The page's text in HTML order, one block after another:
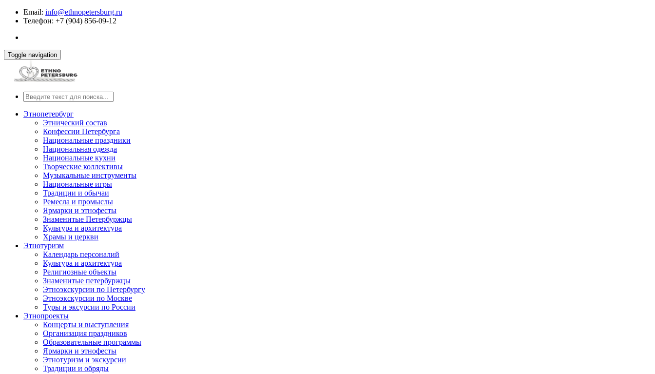
Email: info@ethnopetersburg.ru
Телефон: +7 (904) 856-09-12
Toggle navigation
Этнопетербург
Этнический состав
Конфессии Петербурга
Национальные праздники
Национальная одежда
Национальные кухни
Творческие коллективы
Музыкальные инструменты
Национальные игры
Традиции и обычаи
Ремесла и промыслы
Ярмарки и этнофесты
Знаменитые Петербуржцы
Культура и архитектура
Храмы и церкви
Этнотуризм
Календарь персоналий
Культура и архитектура
Религиозные объекты
Знаменитые петербуржцы
Этноэкскурсии по Петербургу
Этноэкскурсии по Москве
Туры и эксурсии по России
Этнопроекты
Концерты и выступления
Организация праздников
Образовательные программы
Ярмарки и этнофесты
Этнотуризм и экскурсии
Традиции и обряды